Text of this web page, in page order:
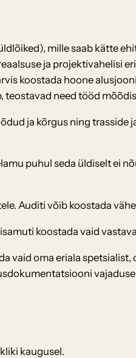
mille saab kätte
ja projektivahelisi
koostada hoone
teostavad need tööd
ja kõrgus ning trasside
puhul seda üldiselt ei
Auditi võib koostada
koostada vaid
vaid oma eriala spetsialist,
kaugusel.